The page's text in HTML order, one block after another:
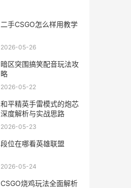
二手CSGO怎么样用教学
2026-05-26
暗区突围搞笑配音玩法攻
略
2026-05-22
和平精英手雷模式的炮芯
深度解析与实战思路
2026-05-23
段位在哪看英雄联盟
2026-05-24
CSGO烧鸡玩法全面解析